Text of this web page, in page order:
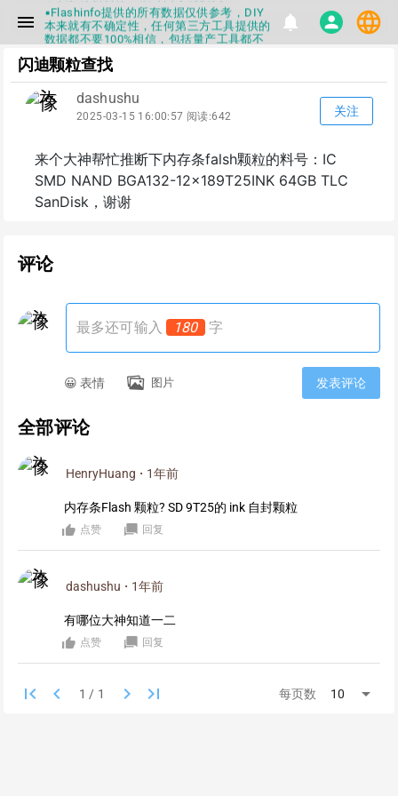
menu
▪Flashinfo提供的所有数据仅供参考，DIY
本来就有不确定性，任何第三方工具提供的
数据都不要100%相信，包括量产工具都不
正确的认知，不要随大流
▪如果发现数据有错误，或者存在误导，欢
迎积极反馈，Flashinfo尽量维护最正确的
指导性数据
▪Flashinfo APP更新技术规格和量产工具标
▪兄弟们没事不要乱下载量产工具，过分了
下载服务会暂停一段时间才能恢复
▪Flashinfo提供的所有数据仅供参考，DIY
本来就有不确定性，任何第三方工具提供的
数据都不要100%相信，包括量产工具都不
▪如果发现数据有错误，或者存在误导，欢
迎积极反馈，Flashinfo尽量维护最正确的
签啦，使用更加丝滑，快点击下载吧
notifications person language
闪迪颗粒查找
dashushu
2025-03-15 16:00:57 阅读:642 关注
来个大神帮忙推断下内存条falsh颗粒的料号：IC
SMD NAND BGA132-12x189T25INK 64GB TLC
SanDisk，谢谢
评论
最多还可输入 180 字
😀 表情 图片 发表评论
全部评论
HenryHuang · 1年前
内存条Flash 颗粒? SD 9T25的 ink 自封颗粒
点赞 回复
dashushu · 1年前
有哪位大神知道一二
点赞 回复
first_page keyboard_arrow_left keyboard_arrow_right last_page 每页数 10 arrow_drop_down